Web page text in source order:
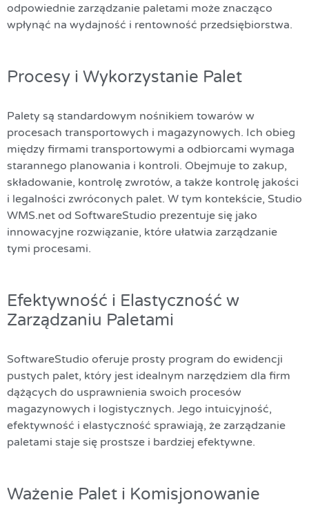
odpowiednie zarządzanie paletami może znacząco
wpłynąć na wydajność i rentowność przedsiębiorstwa.
Procesy i Wykorzystanie Palet
Palety są standardowym nośnikiem towarów w
procesach transportowych i magazynowych. Ich obieg
między firmami transportowymi a odbiorcami wymaga
starannego planowania i kontroli. Obejmuje to zakup,
składowanie, kontrolę zwrotów, a także kontrolę jakości
i legalności zwróconych palet. W tym kontekście, Studio
WMS.net od SoftwareStudio prezentuje się jako
innowacyjne rozwiązanie, które ułatwia zarządzanie
tymi procesami.
Efektywność i Elastyczność w
Zarządzaniu Paletami
SoftwareStudio oferuje prosty program do ewidencji
pustych palet, który jest idealnym narzędziem dla firm
dążących do usprawnienia swoich procesów
magazynowych i logistycznych. Jego intuicyjność,
efektywność i elastyczność sprawiają, że zarządzanie
paletami staje się prostsze i bardziej efektywne.
Ważenie Palet i Komisjonowanie